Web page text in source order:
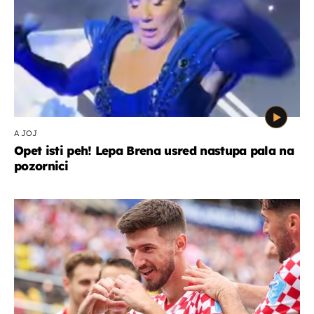
A JOJ
Opet isti peh! Lepa Brena usred nastupa pala na
pozornici